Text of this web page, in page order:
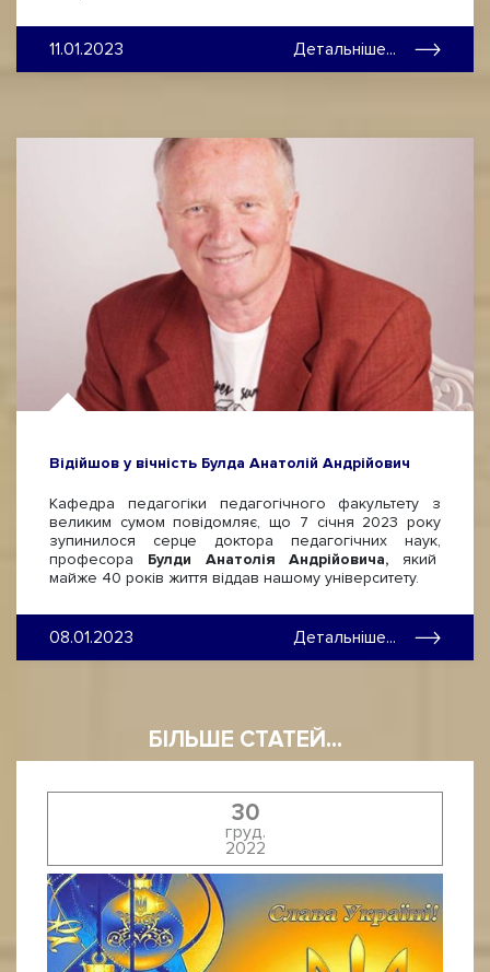
11.01.2023 Детальніше...
Відійшов у вічність Булда Анатолій Андрійович
Кафедра педагогіки педагогічного факультету з
великим сумом повідомляє, що 7 січня 2023 року
зупинилося серце доктора педагогічних наук,
професора Булди Анатолія Андрійовича, який
майже 40 років життя віддав нашому університету.
08.01.2023 Детальніше...
БІЛЬШЕ СТАТЕЙ...
30
груд.
2022